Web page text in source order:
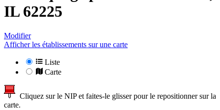
IL 62225
Modifier
Afficher les établissements sur une carte
Liste
Carte
Cliquez sur le NIP et faites-le glisser pour le repositionner sur la
carte.